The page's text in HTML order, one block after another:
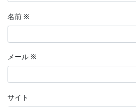
名前 ※
メール ※
サイト